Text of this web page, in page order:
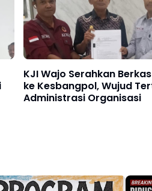
KJI Wajo Serahkan Berkas
ke Kesbangpol, Wujud
Administrasi Organisasi